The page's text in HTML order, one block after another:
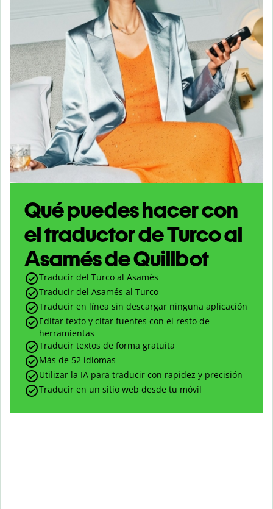
Qué puedes hacer con
el traductor de Turco al
Asamés de Quillbot
Traducir del Turco al Asamés
Traducir del Asamés al Turco
Traducir en línea sin descargar ninguna aplicación
Editar texto y citar fuentes con el resto de
herramientas
Traducir textos de forma gratuita
Más de 52 idiomas
Utilizar la IA para traducir con rapidez y precisión
Traducir en un sitio web desde tu móvil